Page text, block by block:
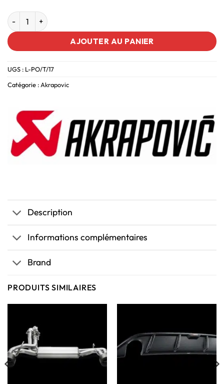
AJOUTER AU PANIER
UGS : L-PO/T/17
Catégorie :Akrapovic
Description
Informations complémentaires
Brand
PRODUITS SIMILAIRES